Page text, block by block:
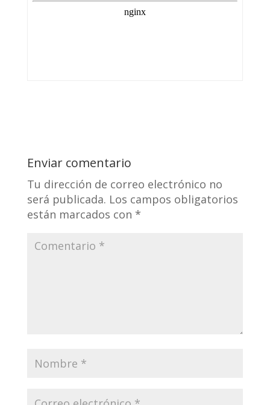
Enviar comentario
Tu dirección de correo electrónico no
será publicada. Los campos obligatorios
están marcados con *